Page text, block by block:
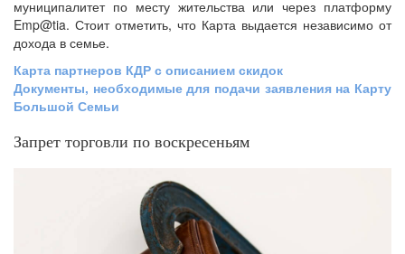
муниципалитет по месту жительства или через платформу
Emp@tia. Стоит отметить, что Карта выдается независимо от
дохода в семье.
Карта партнеров КДР с описанием скидок
Документы, необходимые для подачи заявления на Карту
Большой Семьи
Запрет торговли по воскресеньям